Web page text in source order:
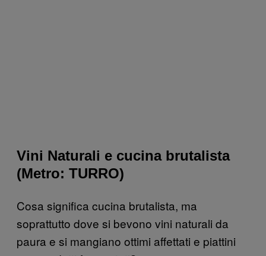
Vini Naturali e cucina brutalista
(Metro: TURRO)
Cosa significa cucina brutalista, ma
soprattutto dove si bevono vini naturali da
paura e si mangiano ottimi affettati e piattini